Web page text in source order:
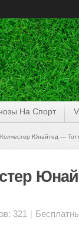
На Спорт
Юнайтед —
321 |